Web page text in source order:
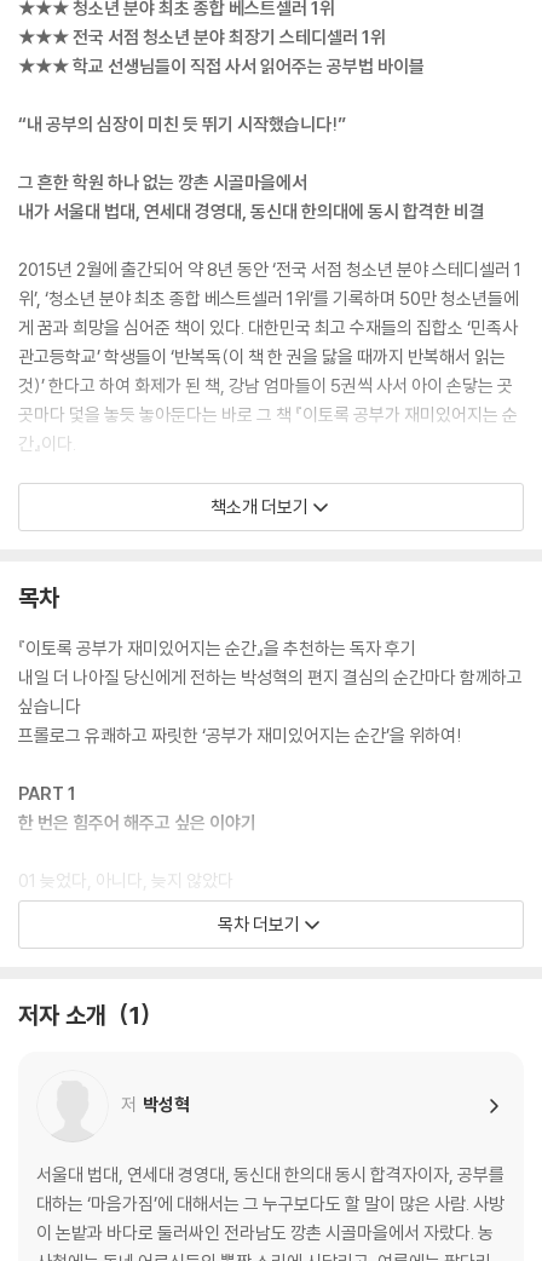
★★★ 청소년 분야 최초 종합 베스트셀러 1위
★★★ 전국 서점 청소년 분야 최장기 스테디셀러 1위
★★★ 학교 선생님들이 직접 사서 읽어주는 공부법 바이블
“내 공부의 심장이 미친 듯 뛰기 시작했습니다!”
그 흔한 학원 하나 없는 깡촌 시골마을에서
내가 서울대 법대, 연세대 경영대, 동신대 한의대에 동시 합격한 비결
2015년 2월에 출간되어 약 8년 동안 ‘전국 서점 청소년 분야 스테디셀러 1
위’, ‘청소년 분야 최초 종합 베스트셀러 1위’를 기록하며 50만 청소년들에
게 꿈과 희망을 심어준 책이 있다. 대한민국 최고 수재들의 집합소 ‘민족사
관고등학교’ 학생들이 ‘반복독(이 책 한 권을 닳을 때까지 반복해서 읽는
것)’ 한다고 하여 화제가 된 책, 강남 엄마들이 5권씩 사서 아이 손닿는 곳
곳마다 덫을 놓듯 놓아둔다는 바로 그 책 『이토록 공부가 재미있어지는 순
간』이다.
족집게 같은 공부법을 전하는 것도 아닌 이 책이 그토록 열광적인 인기를
누리며 50만 청소년들의 마음을 뒤흔들어놓은 비결은 무엇일까? 그 이유
좋은 공부법을 알아도, 국내에서 가장 유명한 강사의 수업을 들어도 ‘공부
올릴 수 없으리라 단언한다. 학원 하나 없는 전라남도 시골마을에서 자랐
지만, 열악한 환경을 극복하고 오로지 ‘마음가짐’ 하나로 원하는 대학 모두
에 합격한 자신의 이야기가 이를 뒷받침한다.
읽힐 걸.’ 지금이라도 이 책을 알게 되어 참 다행이다.” _나나랜드 님
간, 왜 이 책이 엄청나게 유명한지 그 이유를 깨달았다.” _싱클레어 님
“민사고 학부형 추천으로 아이에게 이 책을 읽히고 있다. ‘공부 잘하는 아
98.4%의 중·고등학교 학생들이 “공부하고 싶어졌다”라고 응답한 것처럼
이 책의 효과는 실로 놀랍다. “별점 1개를 주고 싶다. 내 아이 말고 아무도
읽지 못하도록”이라고 말한 어느 학부모의 말처럼 이미 발 빠른 부모들은
비밀스럽게 이 책을 아이 책상 위에 슬며시 놓아두고 있다. 당신의 아이는
책소개 더보기
목차
『이토록 공부가 재미있어지는 순간』을 추천하는 독자 후기
내일 더 나아질 당신에게 전하는 박성혁의 편지 결심의 순간마다 함께하고
싶습니다
프롤로그 유쾌하고 짜릿한 ‘공부가 재미있어지는 순간’을 위하여!
PART 1
한 번은 힘주어 해주고 싶은 이야기
01 늦었다, 아니다, 늦지 않았다
_열다섯 살, 나는 딱 유치원생 수준이었다
_내 인생이 엎질러진 물인 줄 알았다
_오직 ‘해볼래!’ 하는 마음 하나로
PART 2
마음을 다지는 순간, 공부는 재미있어진다
02 내 인생은 오직 한 번뿐이기 때문에
목차 더보기
저자 소개 1
저 박성혁
서울대 법대, 연세대 경영대, 동신대 한의대 동시 합격자이자, 공부를
대하는 ‘마음가짐’에 대해서는 그 누구보다도 할 말이 많은 사람. 사방
이 논밭과 바다로 둘러싸인 전라남도 깡촌 시골마을에서 자랐다. 농